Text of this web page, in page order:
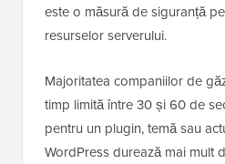
este o măsură de siguranță
resurselor serverului.
Majoritatea companiilor de
timp limită între 30 și 60 de
pentru un plugin, temă sau
WordPress durează mai mult